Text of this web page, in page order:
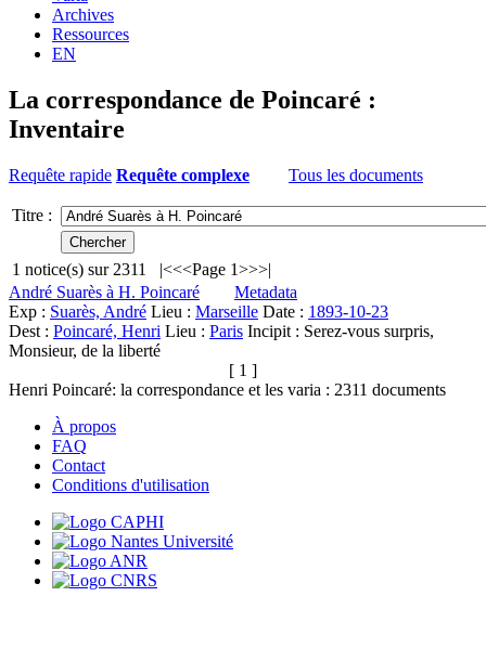
Archives
Ressources
EN
La correspondance de Poincaré :
Inventaire
Requête rapide Requête complexe Tous les documents
Titre :
1 notice(s) sur 2311 |<<<Page 1>>>|
André Suarès à H. Poincaré
Metadata
Exp : Suarès, André Lieu : Marseille Date : 1893-10-23
Dest : Poincaré, Henri Lieu : Paris Incipit : Serez-vous surpris,
Monsieur, de la liberté
[ 1 ]
Henri Poincaré: la correspondance et les varia : 2311 documents
À propos
FAQ
Contact
Conditions d'utilisation